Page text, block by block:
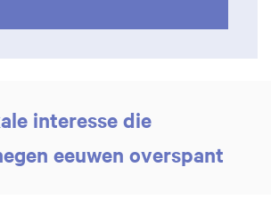
interesse die
eeuwen overspant